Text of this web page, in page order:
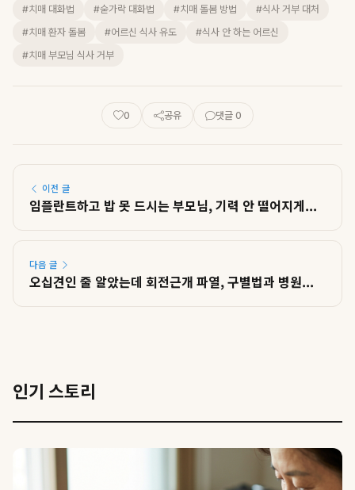
#치매 대화법 #숟가락 대화법 #치매 돌봄 방법
#식사 거부 대처
#치매 환자 돌봄
#어르신 식사 유도
#식사 안 하는 어르신
#치매 부모님 식사 거부
0 공유 댓글 0
이전 글
임플란트하고 밥 못 드시는 부모님, 기력 안 떨어지게...
다음 글
오십견인 줄 알았는데 회전근개 파열, 구별법과 병원...
인기 스토리